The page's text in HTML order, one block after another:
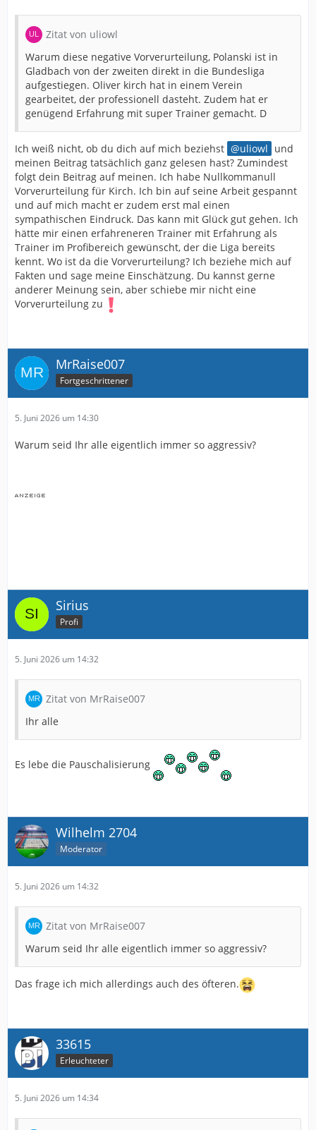
Zitat von uliowl
Warum diese negative Vorverurteilung, Polanski ist in
Gladbach von der zweiten direkt in die Bundesliga
aufgestiegen. Oliver kirch hat in einem Verein
gearbeitet, der professionell dasteht. Zudem hat er
genügend Erfahrung mit super Trainer gemacht. D
Ich weiß nicht, ob du dich auf mich beziehst uliowl und
meinen Beitrag tatsächlich ganz gelesen hast? Zumindest
folgt dein Beitrag auf meinen. Ich habe Nullkommanull
Vorverurteilung für Kirch. Ich bin auf seine Arbeit gespannt
und auf mich macht er zudem erst mal einen
sympathischen Eindruck. Das kann mit Glück gut gehen. Ich
hätte mir einen erfahreneren Trainer mit Erfahrung als
Trainer im Profibereich gewünscht, der die Liga bereits
kennt. Wo ist da die Vorverurteilung? Ich beziehe mich auf
Fakten und sage meine Einschätzung. Du kannst gerne
anderer Meinung sein, aber schiebe mir nicht eine
Vorverurteilung zu
MrRaise007
Fortgeschrittener
5. Juni 2026 um 14:30
Warum seid Ihr alle eigentlich immer so aggressiv?
Sirius
Profi
5. Juni 2026 um 14:32
Zitat von MrRaise007
Ihr alle
Es lebe die Pauschalisierung
Wilhelm 2704
Moderator
5. Juni 2026 um 14:32
Zitat von MrRaise007
Warum seid Ihr alle eigentlich immer so aggressiv?
Das frage ich mich allerdings auch des öfteren.
33615
Erleuchteter
5. Juni 2026 um 14:34